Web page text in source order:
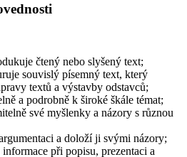
čtený nebo slyšený text;
souvislý písemný text, který
textů a výstavby odstavců;
a podrobně k široké škále témat;
své myšlenky a názory s různou
a doloží ji svými názory;
při popisu, prezentaci a